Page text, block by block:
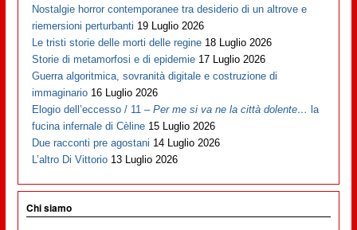
Nostalgie horror contemporanee tra desiderio di un altrove e
riemersioni perturbanti 19 Luglio 2026
Le tristi storie delle morti delle regine 18 Luglio 2026
Storie di metamorfosi e di epidemie 17 Luglio 2026
Guerra algoritmica, sovranità digitale e costruzione di
immaginario 16 Luglio 2026
Elogio dell’eccesso / 11 –Per me si va ne la città dolente… la
fucina infernale di Cèline 15 Luglio 2026
Due racconti pre agostani 14 Luglio 2026
L’altro Di Vittorio 13 Luglio 2026
Chi siamo